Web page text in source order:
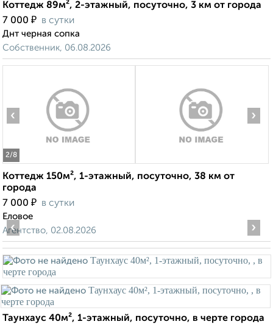
Коттедж 89м², 2-этажный, посуточно, 3 км от города
7 000 ₽ в сутки
Днт черная сопка
Собственник, 06.08.2026
2/8
‹ ›
Коттедж 150м², 1-этажный, посуточно, 38 км от
города
7 000 ₽ в сутки
Еловое
Агентство, 02.08.2026
‹ ›
Таунхаус 40м², 1-этажный, посуточно, в черте города